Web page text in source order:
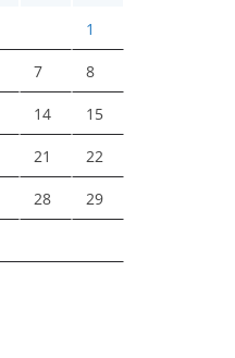
1
7 8
14 15
21 22
28 29